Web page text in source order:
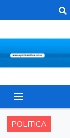
POLITICA